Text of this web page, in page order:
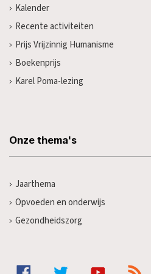
Kalender
Recente activiteiten
Prijs Vrijzinnig Humanisme
Boekenprijs
Karel Poma-lezing
Onze thema's
Jaarthema
Opvoeden en onderwijs
Gezondheidszorg